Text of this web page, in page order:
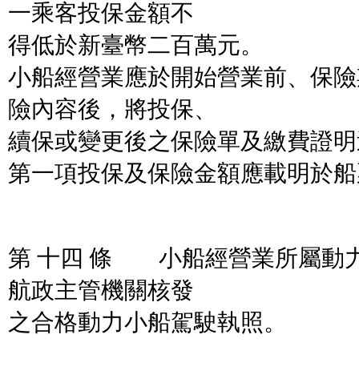
一乘客投保金額不
得低於新臺幣二百萬元。
小船經營業應於開始營業前、保
險內容後，將投保、
續保或變更後之保險單及繳費證
第一項投保及保險金額應載明於
第 十四 條 小船經營業所屬動
航政主管機關核發
之合格動力小船駕駛執照。